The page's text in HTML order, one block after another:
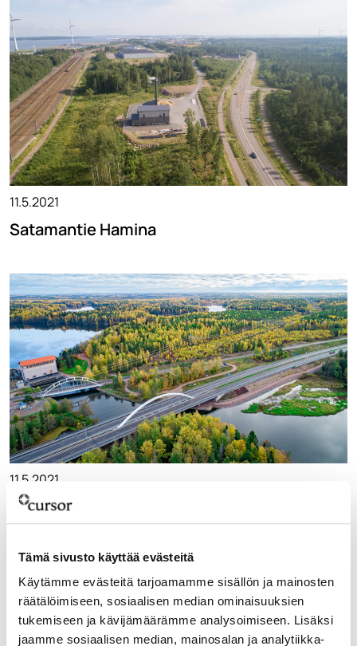
Tämä sivusto käyttää evästeitä
Käytämme evästeitä tarjoamamme sisällön ja mainosten
räätälöimiseen, sosiaalisen median ominaisuuksien
tukemiseen ja kävijämäärämme analysoimiseen. Lisäksi
jaamme sosiaalisen median, mainosalan ja analytiikka-
11.5.2021
Satamantie Hamina
11.5.2021
Ahvenkoski